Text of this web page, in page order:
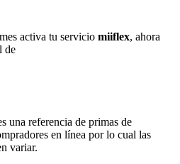
activa tu servicio miiflex, ahora
de
una referencia de primas de
en línea por lo cual las
variar.